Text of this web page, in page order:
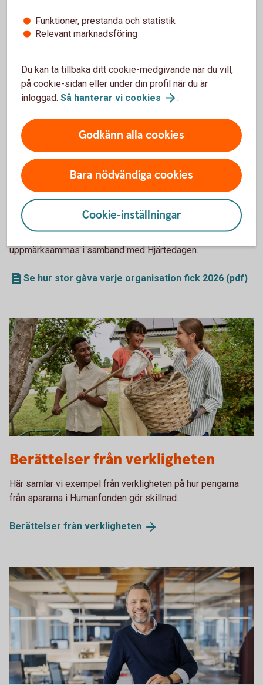
Two kids walking to soccer practice
Ditt sparande gör skillnad
Ditt sparande i Humanfonden bidrar till att ideella
organisationer kan göra verklig skillnad i sitt arbete. Varje år
sammanställs spararnas bidrag och delas ut till de ideella
organisationerna som fonden stödjer. Resultatet
uppmärksammas i samband med Hjärtedagen.
Se hur stor gåva varje organisation fick 2026 (pdf)
Berättelser från verkligheten
Här samlar vi exempel från verkligheten på hur pengarna
från spararna i Humanfonden gör skillnad.
Berättelser från verkligheten
Funktioner, prestanda och statistik
Relevant marknadsföring
Du kan ta tillbaka ditt cookie-medgivande när du vill,
på cookie-sidan eller under din profil när du är
inloggad. Så hanterar vi cookies .
Godkänn alla cookies
Bara nödvändiga cookies
Cookie-inställningar